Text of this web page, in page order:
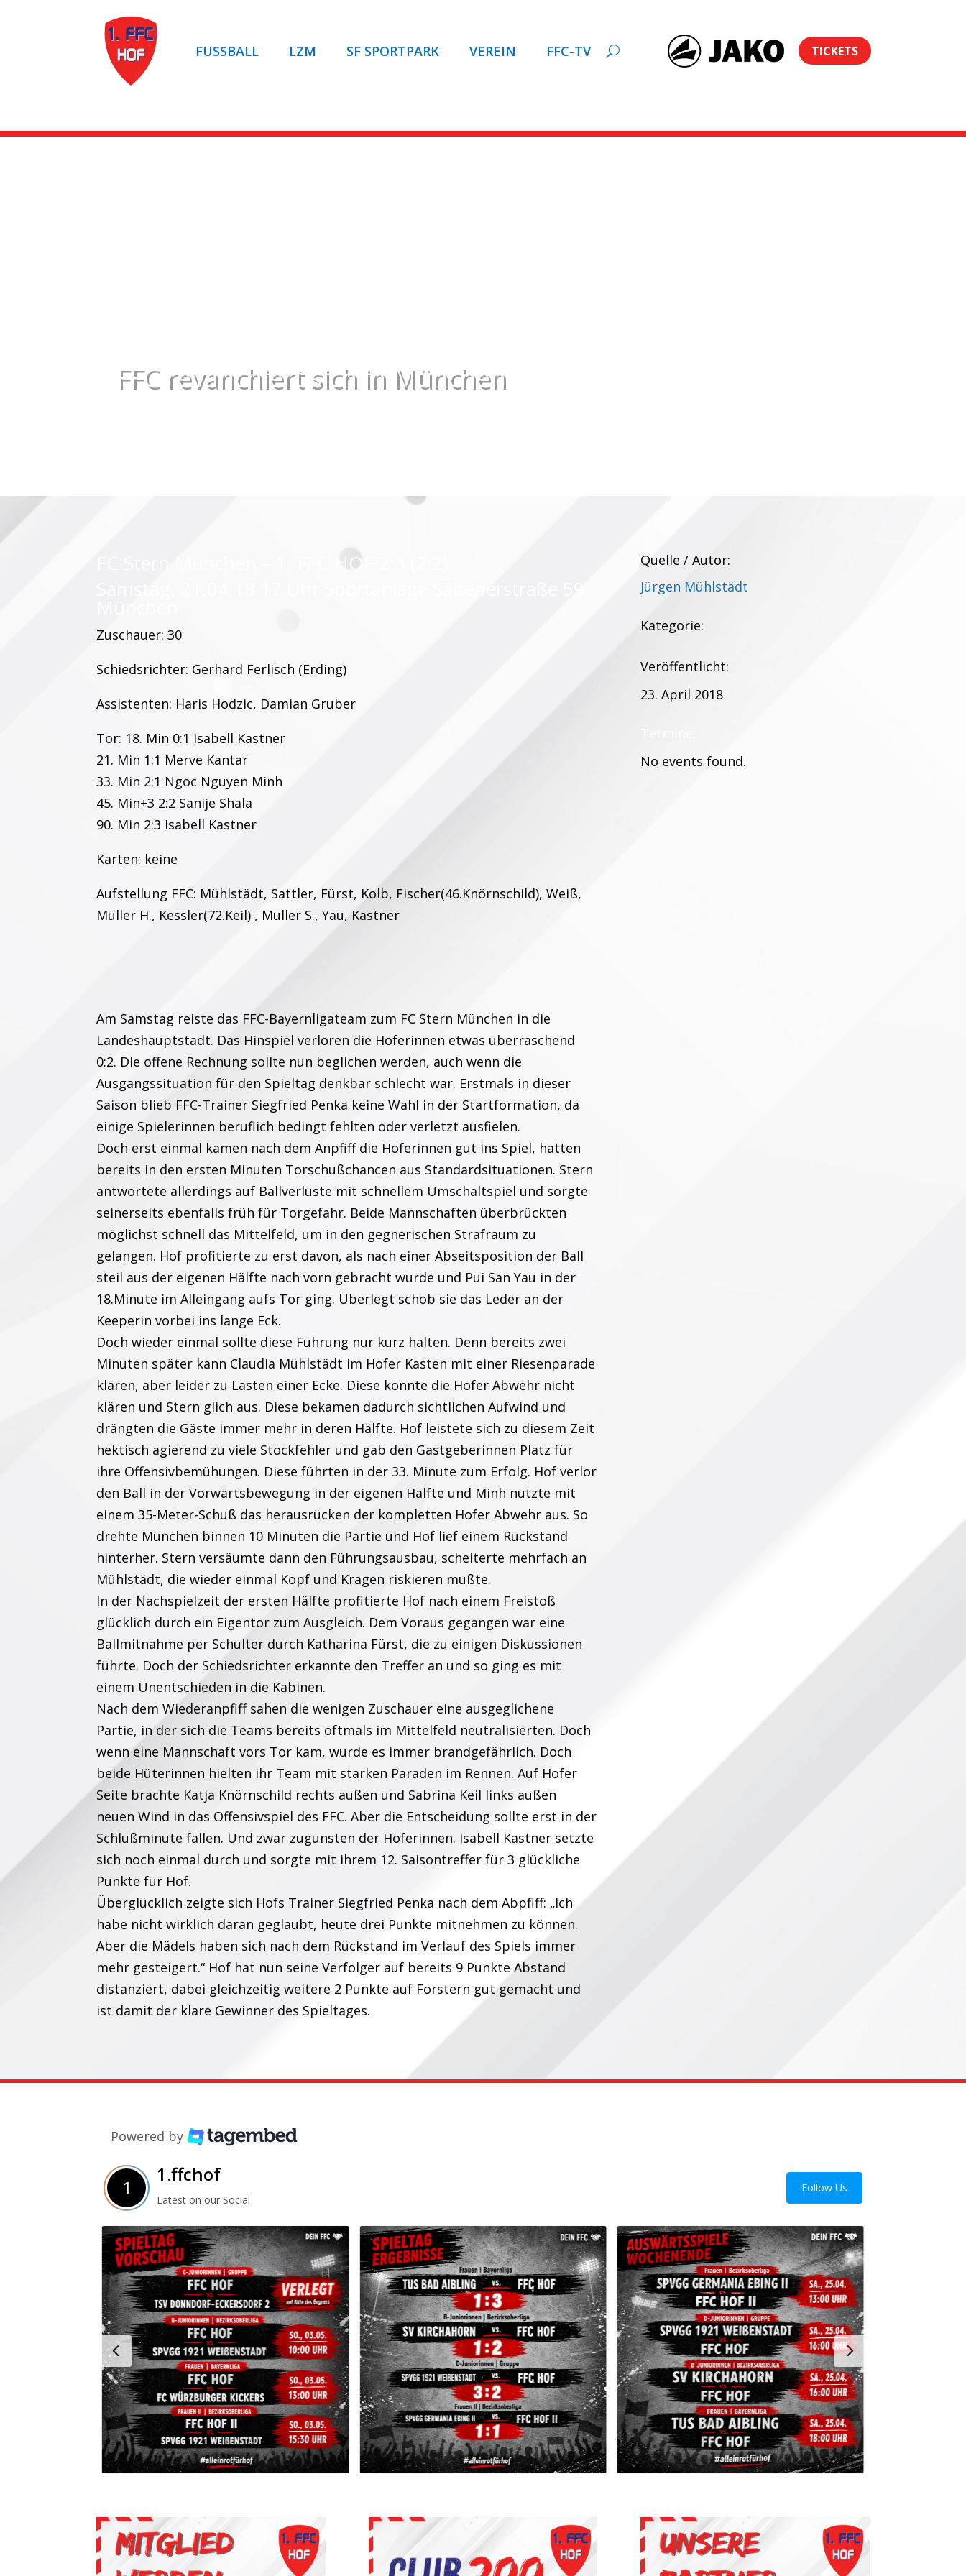
FUSSBALL LZM SF SPORTPARK VEREIN FFC-TV TICKETS
FFC revanchiert sich in München
FC Stern München – 1. FFC HOF 2:3 (2:2)
Zuschauer: 30
Schiedsrichter: Gerhard Ferlisch (Erding)
Assistenten: Haris Hodzic, Damian Gruber
Tor: 18. Min 0:1 Isabell Kastner
21. Min 1:1 Merve Kantar
33. Min 2:1 Ngoc Nguyen Minh
45. Min+3 2:2 Sanije Shala
90. Min 2:3 Isabell Kastner
Karten: keine
Aufstellung FFC: Mühlstädt, Sattler, Fürst, Kolb, Fischer(46.Knörnschild), Weiß,
Müller H., Kessler(72.Keil) , Müller S., Yau, Kastner
Am Samstag reiste das FFC-Bayernligateam zum FC Stern München in die
Landeshauptstadt. Das Hinspiel verloren die Hoferinnen etwas überraschend
0:2. Die offene Rechnung sollte nun beglichen werden, auch wenn die
Ausgangssituation für den Spieltag denkbar schlecht war. Erstmals in dieser
Saison blieb FFC-Trainer Siegfried Penka keine Wahl in der Startformation, da
einige Spielerinnen beruflich bedingt fehlten oder verletzt ausfielen.
Doch erst einmal kamen nach dem Anpfiff die Hoferinnen gut ins Spiel, hatten
bereits in den ersten Minuten Torschußchancen aus Standardsituationen. Stern
antwortete allerdings auf Ballverluste mit schnellem Umschaltspiel und sorgte
seinerseits ebenfalls früh für Torgefahr. Beide Mannschaften überbrückten
möglichst schnell das Mittelfeld, um in den gegnerischen Strafraum zu
gelangen. Hof profitierte zu erst davon, als nach einer Abseitsposition der Ball
steil aus der eigenen Hälfte nach vorn gebracht wurde und Pui San Yau in der
18.Minute im Alleingang aufs Tor ging. Überlegt schob sie das Leder an der
Keeperin vorbei ins lange Eck.
Doch wieder einmal sollte diese Führung nur kurz halten. Denn bereits zwei
Minuten später kann Claudia Mühlstädt im Hofer Kasten mit einer Riesenparade
klären, aber leider zu Lasten einer Ecke. Diese konnte die Hofer Abwehr nicht
klären und Stern glich aus. Diese bekamen dadurch sichtlichen Aufwind und
drängten die Gäste immer mehr in deren Hälfte. Hof leistete sich zu diesem Zeit
hektisch agierend zu viele Stockfehler und gab den Gastgeberinnen Platz für
ihre Offensivbemühungen. Diese führten in der 33. Minute zum Erfolg. Hof verlor
den Ball in der Vorwärtsbewegung in der eigenen Hälfte und Minh nutzte mit
einem 35-Meter-Schuß das herausrücken der kompletten Hofer Abwehr aus. So
drehte München binnen 10 Minuten die Partie und Hof lief einem Rückstand
hinterher. Stern versäumte dann den Führungsausbau, scheiterte mehrfach an
Mühlstädt, die wieder einmal Kopf und Kragen riskieren mußte.
In der Nachspielzeit der ersten Hälfte profitierte Hof nach einem Freistoß
glücklich durch ein Eigentor zum Ausgleich. Dem Voraus gegangen war eine
Ballmitnahme per Schulter durch Katharina Fürst, die zu einigen Diskussionen
führte. Doch der Schiedsrichter erkannte den Treffer an und so ging es mit
einem Unentschieden in die Kabinen.
Nach dem Wiederanpfiff sahen die wenigen Zuschauer eine ausgeglichene
Partie, in der sich die Teams bereits oftmals im Mittelfeld neutralisierten. Doch
wenn eine Mannschaft vors Tor kam, wurde es immer brandgefährlich. Doch
beide Hüterinnen hielten ihr Team mit starken Paraden im Rennen. Auf Hofer
Seite brachte Katja Knörnschild rechts außen und Sabrina Keil links außen
neuen Wind in das Offensivspiel des FFC. Aber die Entscheidung sollte erst in der
Schlußminute fallen. Und zwar zugunsten der Hoferinnen. Isabell Kastner setzte
sich noch einmal durch und sorgte mit ihrem 12. Saisontreffer für 3 glückliche
Punkte für Hof.
Überglücklich zeigte sich Hofs Trainer Siegfried Penka nach dem Abpfiff: „Ich
habe nicht wirklich daran geglaubt, heute drei Punkte mitnehmen zu können.
Aber die Mädels haben sich nach dem Rückstand im Verlauf des Spiels immer
mehr gesteigert.“ Hof hat nun seine Verfolger auf bereits 9 Punkte Abstand
distanziert, dabei gleichzeitig weitere 2 Punkte auf Forstern gut gemacht und
ist damit der klare Gewinner des Spieltages.
Quelle / Autor:
Jürgen Mühlstädt
Kategorie:
Veröffentlicht:
23. April 2018
No events found.
Powered by
1.ffchof
Latest on our Social
Follow Us